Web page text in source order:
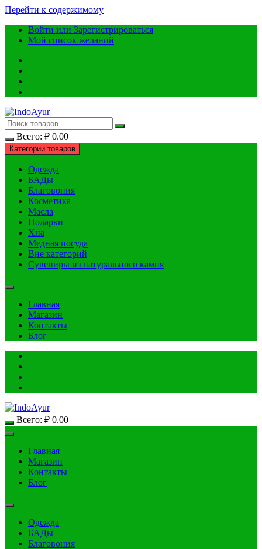
Перейти к содержимому
Войти или Зарегистрироваться
Мой список желаний
Всего: ₽ 0.00
Категории товаров
Одежда
БАДы
Благовония
Косметика
Масла
Подарки
Хна
Медная посуда
Вне категорий
Сувениры из натурального камня
Главная
Магазин
Контакты
Блог
Всего: ₽ 0.00
Главная
Магазин
Контакты
Блог
Одежда
БАДы
Благовония